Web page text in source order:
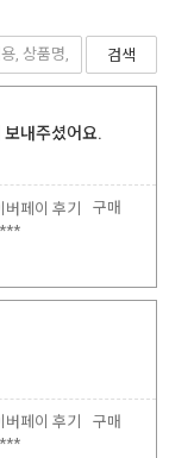
검색
내주셨어요.
구매
구매